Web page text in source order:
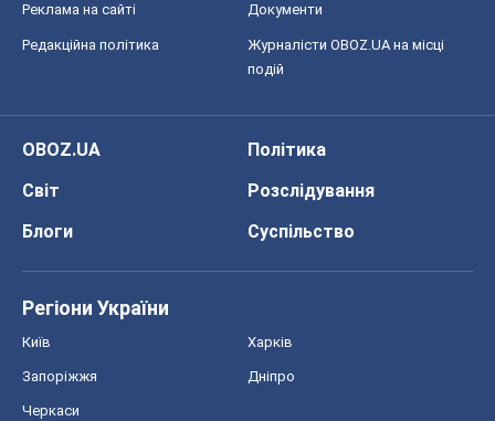
Реклама на сайті Документи
Редакційна політика
Журналісти OBOZ.UA на місці
подій
OBOZ.UA
Політика
Світ
Розслідування
Блоги
Суспільство
Регіони України
Київ Харків
Запоріжжя Дніпро
Черкаси